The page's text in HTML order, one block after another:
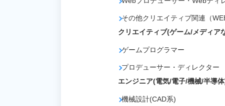
その他クリエイティブ関連（
クリエイティブ(ゲーム/メディア
ゲームプログラマー
プロデューサー・ディレクター
エンジニア(電気/電子/機械/半導
機械設計(CAD系)